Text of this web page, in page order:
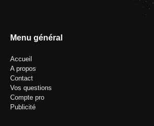
Menu général
Accueil
A propos
Contact
Vos questions
Compte pro
Publicité